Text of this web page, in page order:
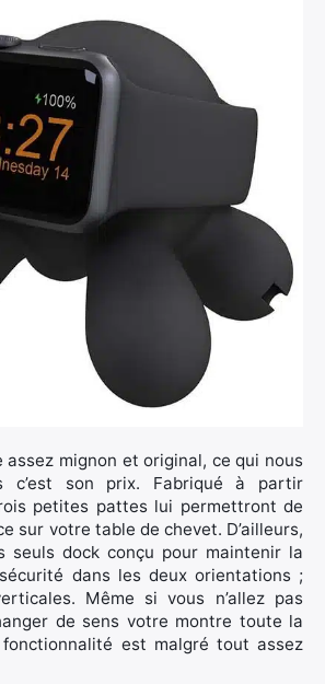
assez mignon et original, ce qui nous
c’est son prix. Fabriqué à partir
petites pattes lui permettront de
sur votre table de chevet. D’ailleurs,
seuls dock conçu pour maintenir la
dans les deux orientations ;
Même si vous n’allez pas
de sens votre montre toute la
est malgré tout assez
×